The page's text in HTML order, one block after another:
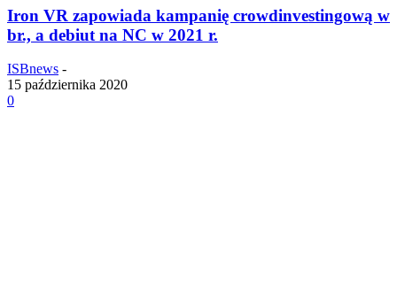
Iron VR zapowiada kampanię crowdinvestingową w
br., a debiut na NC w 2021 r.
ISBnews -
15 października 2020
0